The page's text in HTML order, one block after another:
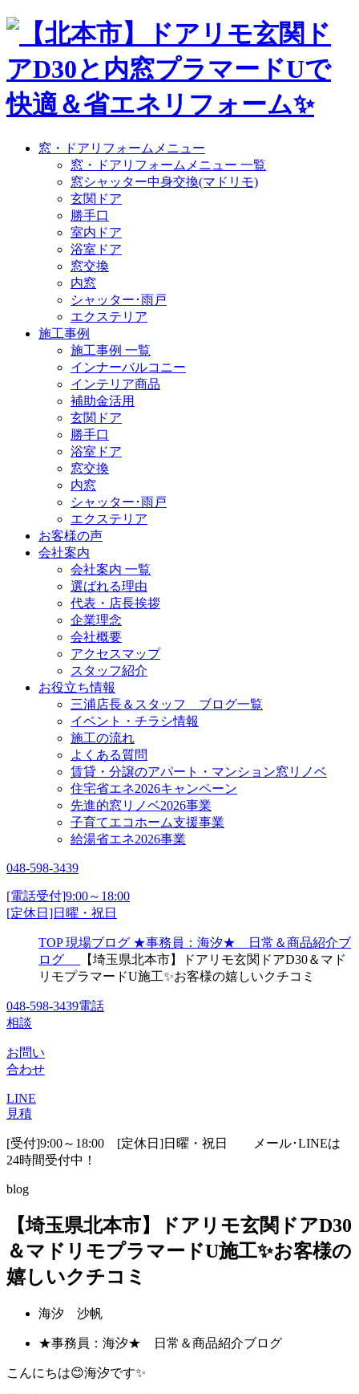
窓・ドアリフォームメニュー
窓・ドアリフォームメニュー 一覧
窓シャッター中身交換(マドリモ)
玄関ドア
勝手口
室内ドア
浴室ドア
窓交換
内窓
シャッター･雨戸
エクステリア
施工事例
施工事例 一覧
インナーバルコニー
インテリア商品
補助金活用
玄関ドア
勝手口
浴室ドア
窓交換
内窓
シャッター･雨戸
エクステリア
お客様の声
会社案内
会社案内 一覧
選ばれる理由
代表・店長挨拶
企業理念
会社概要
アクセスマップ
スタッフ紹介
お役立ち情報
三浦店長＆スタッフ ブログ一覧
イベント・チラシ情報
施工の流れ
よくある質問
賃貸・分譲のアパート・マンション窓リノベ
住宅省エネ2026キャンペーン
先進的窓リノベ2026事業
子育てエコホーム支援事業
給湯省エネ2026事業
048-598-3439
[電話受付]9:00～18:00
[定休日]日曜・祝日
TOP 現場ブログ ★事務員：海汐★ 日常＆商品紹介ブ
ログ
【埼玉県北本市】ドアリモ玄関ドアD30＆マド
リモプラマードU施工✨お客様の嬉しいクチコミ
048-598-3439電話
相談
お問い
合わせ
LINE
見積
[受付]9:00～18:00 [定休日]日曜・祝日
メール･LINEは
24時間受付中！
blog
【埼玉県北本市】ドアリモ玄関ドアD30
＆マドリモプラマードU施工✨お客様の
嬉しいクチコミ
海汐 沙帆
★事務員：海汐★ 日常＆商品紹介ブログ
こんにちは😊海汐です✨